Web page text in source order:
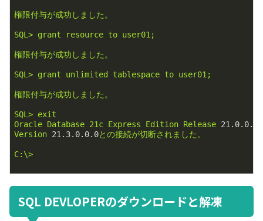
権限付与が成功しました。
SQL> grant resource to user01;
権限付与が成功しました。
SQL> grant unlimited tablespace to user01;
権限付与が成功しました。
SQL> exit
Oracle Database 21c Express Edition Release 21.0.0.0
Version 21.3.0.0.0との接続が切断されました。
C:\>
SQL DEVLOPERのダウンロードと解凍